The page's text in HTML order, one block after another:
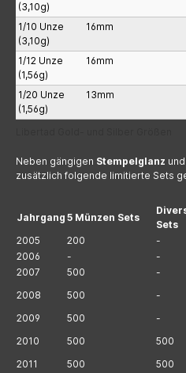
(3,10g)
1/10 Unze
(3,10g)
16mm
1/12 Unze
(1,56g)
16mm
1/20 Unze
(1,56g)
13mm
Neben gängigen Stempelglanz und
zusätzlich folgende limitierte Sets
Jahrgang 5 Münzen Sets
Sets
2005
200 -
2006
- -
2007
500 -
2008
500 -
2009
500
-
2010
500 500
2011
500 500